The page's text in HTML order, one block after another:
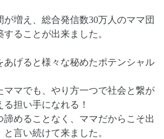
増え、総合発信数30万人のママ団
ることが出来ました。
あげると様々な秘めたポテンシャル
ママでも、やり方一つで社会と繋が
担い手になれる！
諦めることなく、ママだからこそ出
言い続けて来ました。